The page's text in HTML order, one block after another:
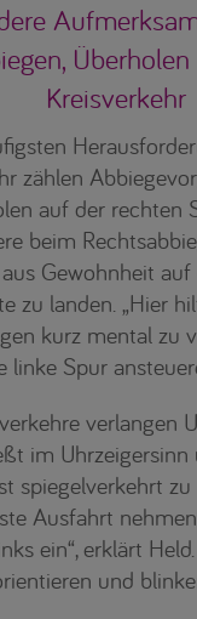
Kreisverkehr
zählen
auf der rechten
beim
Gewohnheit
zu landen. „Hier
kurz mental zu
linke Spur
verlangen
im Uhrzeigersinn
spiegelverkehrt
Ausfahrt
ein“, erklärt
und